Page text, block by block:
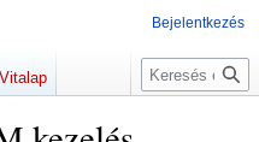
Bejelentkezés
Vitalap Keresés